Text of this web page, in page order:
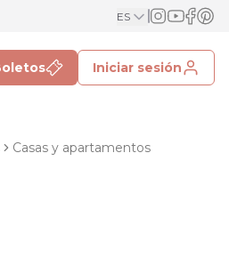
ES
Iniciar sesión
Casas y apartamentos